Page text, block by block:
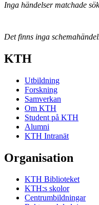
Inga händelser matchade
Det finns inga
KTH
Utbildning
Forskning
Samverkan
Om KTH
Student på KTH
Alumni
KTH Intranät
Organisation
KTH Biblioteket
KTH:s skolor
Centrumbildningar